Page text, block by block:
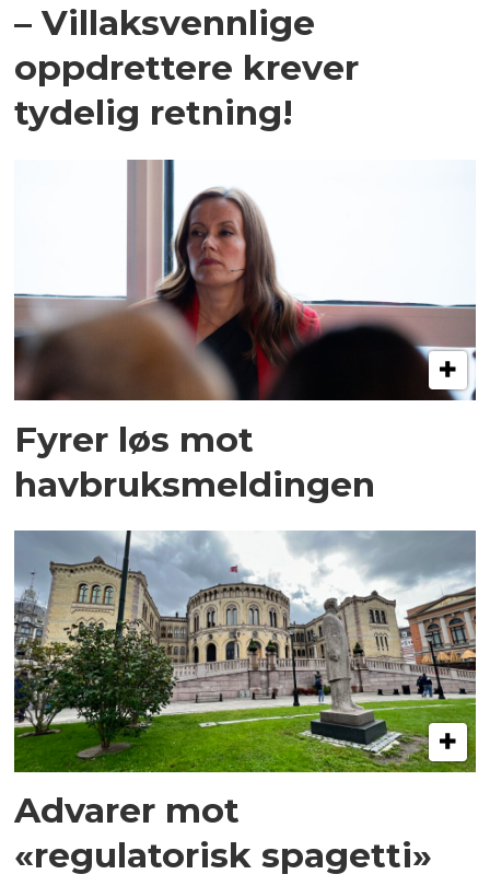
– Villaksvennlige
oppdrettere krever
tydelig retning!
Fyrer løs mot
havbruksmeldingen
Advarer mot
«regulatorisk spagetti»